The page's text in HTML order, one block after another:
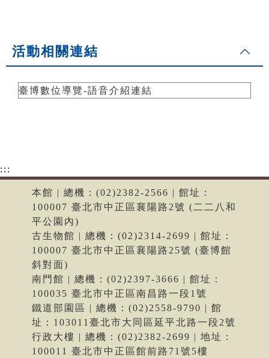
活動相關連結
臺博數位導覽-語音介紹連結
:::
本館 | 總機：(02)2382-2566 | 館址：
100007 臺北市中正區襄陽路2號 (二二八和
平公園內)
古生物館 | 總機：(02)2314-2699 | 館址：
100007 臺北市中正區襄陽路25號 (臺博館
斜對面)
南門館 | 總機：(02)2397-3666 | 館址：
100035 臺北市中正區南昌路一段1號
鐵道部園區 | 總機：(02)2558-9790 | 館
址：103011臺北市大同區延平北路一段2號
行政大樓 | 總機：(02)2382-2699 | 地址：
100011 臺北市中正區館前路71號5樓